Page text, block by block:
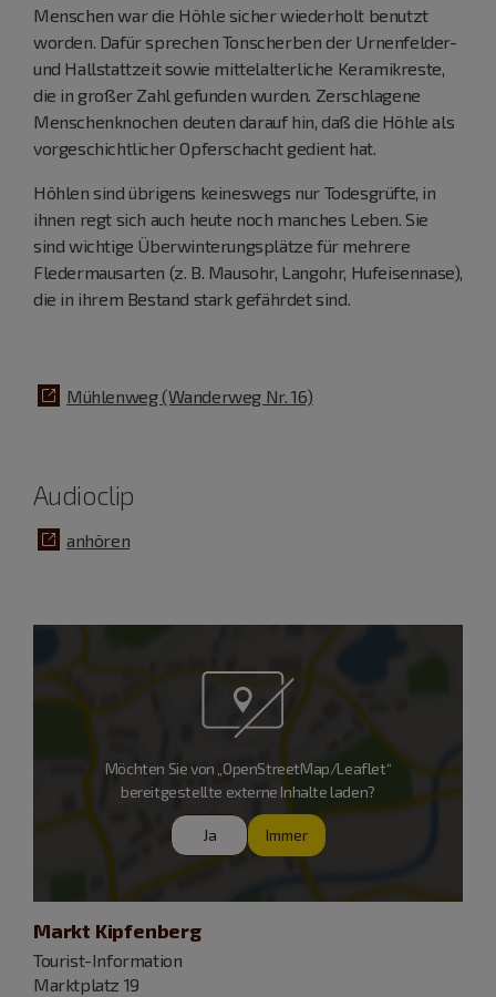
Menschen war die Höhle sicher wiederholt benutzt
worden. Dafür sprechen Tonscherben der Urnenfelder-
und Hallstattzeit sowie mittelalterliche Keramikreste,
die in großer Zahl gefunden wurden. Zerschlagene
Menschenknochen deuten darauf hin, daß die Höhle als
vorgeschichtlicher Opferschacht gedient hat.
Höhlen sind übrigens keineswegs nur Todesgrüfte, in
ihnen regt sich auch heute noch manches Leben. Sie
sind wichtige Überwinterungsplätze für mehrere
Fledermausarten (z. B. Mausohr, Langohr, Hufeisennase),
die in ihrem Bestand stark gefährdet sind.
Mühlenweg (Wanderweg Nr. 16)
Audioclip
anhören
Möchten Sie von „OpenStreetMap/Leaflet“
bereitgestellte externe Inhalte laden?
Ja Immer
Markt Kipfenberg
Tourist-Information
Marktplatz 19